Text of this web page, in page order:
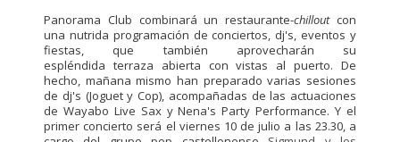
Panorama Club combinará un restaurante-chilloutcon
una nutrida programación de conciertos, dj's, eventos y
fiestas, que también aprovecharán su
espléndida terraza abierta con vistas al puerto. De
hecho, mañana mismo han preparado varias sesiones
de dj's (Joguet y Cop), acompañadas de las actuaciones
de Wayabo Live Sax y Nena's Party Performance. Y el
primer concierto será el viernes 10 de julio a las 23.30, a